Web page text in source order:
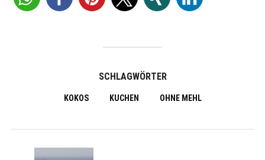
SCHLAGWÖRTER
KOKOS KUCHEN OHNE MEHL